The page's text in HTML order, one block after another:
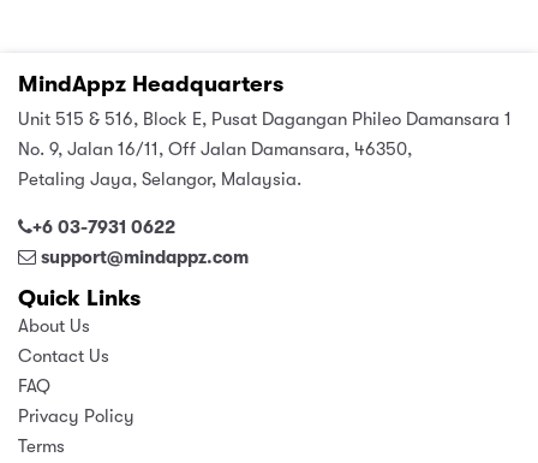
MindAppz Headquarters
Unit 515 & 516, Block E, Pusat Dagangan Phileo Damansara 1
No. 9, Jalan 16/11, Off Jalan Damansara, 46350,
Petaling Jaya, Selangor, Malaysia.
+6 03-7931 0622
support@mindappz.com
Quick Links
About Us
Contact Us
FAQ
Privacy Policy
Terms